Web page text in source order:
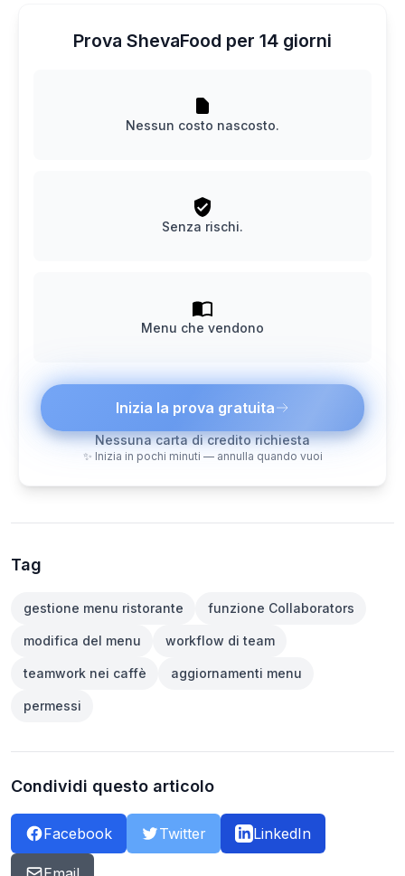
Prova ShevaFood per 14 giorni
Nessun costo nascosto.
Senza rischi.
Menu che vendono
Inizia la prova gratuita
Nessuna carta di credito richiesta
✨ Inizia in pochi minuti — annulla quando vuoi
Tag
gestione menu ristorante funzione Collaborators
modifica del menu workflow di team
teamwork nei caffè aggiornamenti menu
permessi
Condividi questo articolo
Facebook Twitter LinkedIn